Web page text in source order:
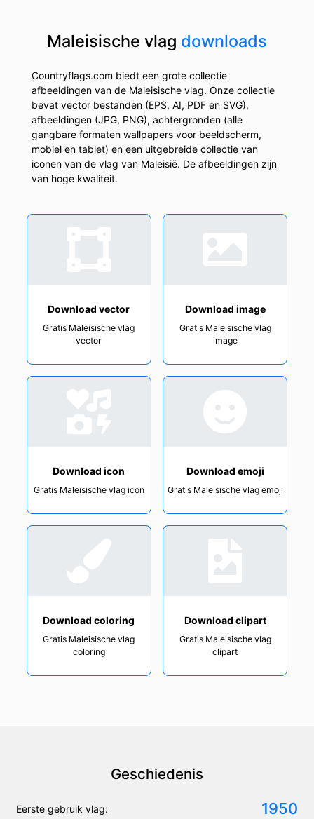
Maleisische vlag downloads
Countryflags.com biedt een grote collectie
afbeeldingen van de Maleisische vlag. Onze collectie
bevat vector bestanden (EPS, AI, PDF en SVG),
afbeeldingen (JPG, PNG), achtergronden (alle
gangbare formaten wallpapers voor beeldscherm,
mobiel en tablet) en een uitgebreide collectie van
iconen van de vlag van Maleisië. De afbeeldingen zijn
van hoge kwaliteit.
Download vector
Gratis Maleisische vlag
vector
Download image
Gratis Maleisische vlag
image
Download icon
Gratis Maleisische vlag icon
Download emoji
Gratis Maleisische vlag emoji
Download coloring
Gratis Maleisische vlag
coloring
Download clipart
Gratis Maleisische vlag
clipart
Geschiedenis
Eerste gebruik vlag: 1950